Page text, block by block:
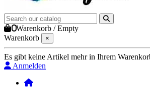
0Warenkorb /Empty
Warenkorb
×
Es gibt keine Artikel mehr in Ihrem
Anmelden